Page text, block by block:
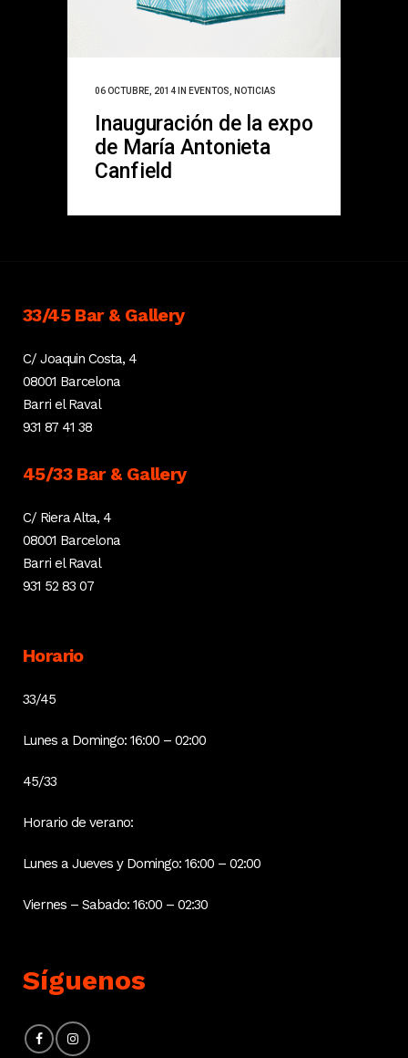
06 OCTUBRE, 2014 IN EVENTOS NOTICIAS
Inauguración de la expo
de María Antonieta
Canfield
33/45 Bar & Gallery
C/ Joaquin Costa, 4
08001 Barcelona
Barri el Raval
931 87 41 38
45/33 Bar & Gallery
C/ Riera Alta, 4
08001 Barcelona
Barri el Raval
931 52 83 07
Horario
33/45
Lunes a Domingo: 16:00 – 02:00
45/33
Horario de verano:
Lunes a Jueves y Domingo: 16:00 – 02:00
Viernes – Sabado: 16:00 – 02:30
Síguenos